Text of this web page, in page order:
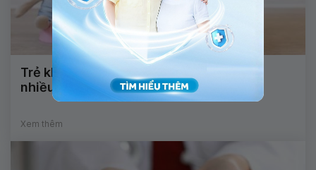
Trẻ khó đại tiện, phân có nhiều máu tươi
nhiều là bị bệnh gì?
Xem thêm